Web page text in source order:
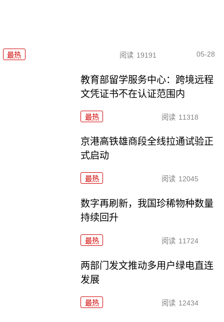
最热 阅读 19191 05-28
教育部留学服务中心：跨境远程
文凭证书不在认证范围内
最热 阅读 11318
京港高铁雄商段全线拉通试验正
式启动
最热 阅读 12045
数字再刷新，我国珍稀物种数量
持续回升
最热 阅读 11724
两部门发文推动多用户绿电直连
发展
最热 阅读 12434